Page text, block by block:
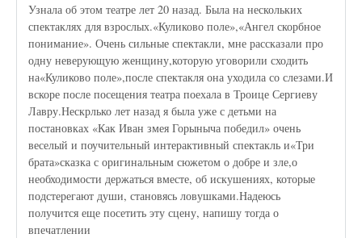
Узнала об этом театре лет 20 назад. Была на нескольких
спектаклях для взрослых.«Куликово поле»,«Ангел скорбное
понимание». Очень сильные спектакли, мне рассказали про
одну неверующую женщину,которую уговорили сходить
на«Куликово поле»,после спектакля она уходила со слезами.И
вскоре после посещения театра поехала в Троице Сергиеву
Лавру.Нескрлько лет назад я была уже с детьми на
постановках «Как Иван змея Горыныча победил» очень
веселый и поучительный интерактивный спектакль и«Три
брата»сказка с оригинальным сюжетом о добре и зле,о
необходимости держаться вместе, об искушениях, которые
подстерегают души, становясь ловушками.Надеюсь
получится еще посетить эту сцену, напишу тогда о
впечатлении